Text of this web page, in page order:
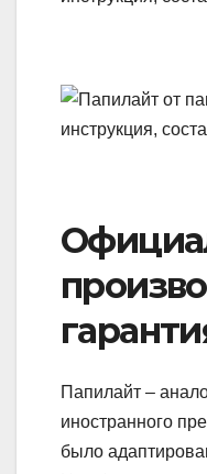
Папилайт –
иностранного
было